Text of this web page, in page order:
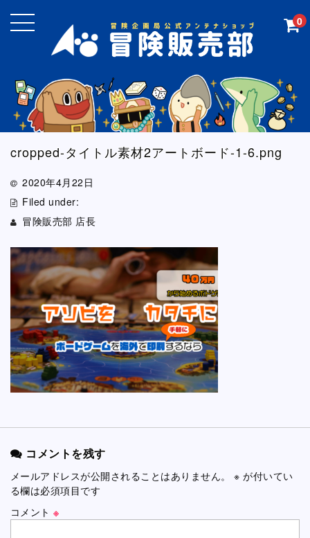
0
cropped-タイトル素材2アートボード-1-6.png
2020年4月22日
Filed under:
冒険販売部 店長
コメントを残す
メールアドレスが公開されることはありません。 ※ が付いてい
る欄は必須項目です
コメント※